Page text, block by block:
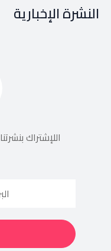
النشرة الإخبارية
اللإشتراك